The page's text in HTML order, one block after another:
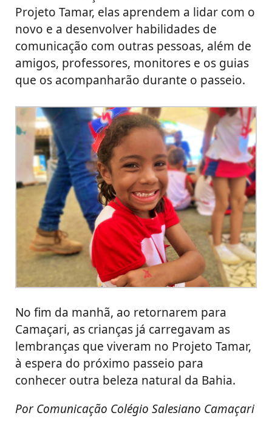
Projeto Tamar, elas aprendem a lidar com o
novo e a desenvolver habilidades de
comunicação com outras pessoas, além de
amigos, professores, monitores e os guias
que os acompanharão durante o passeio.
No fim da manhã, ao retornarem para
Camaçari, as crianças já carregavam as
lembranças que viveram no Projeto Tamar,
à espera do próximo passeio para
conhecer outra beleza natural da Bahia.
Por Comunicação Colégio Salesiano Camaçari